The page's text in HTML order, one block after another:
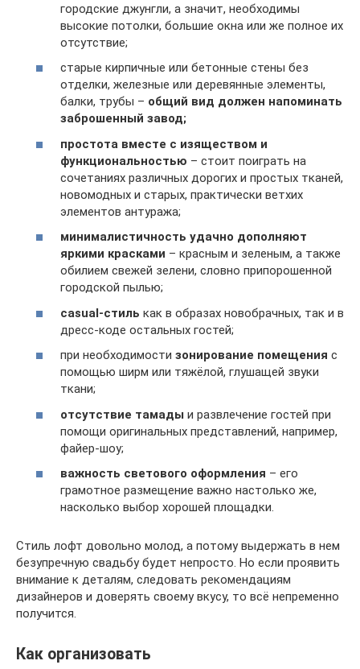
городские джунгли, а значит, необходимы
высокие потолки, большие окна или же полное их
отсутствие;
старые кирпичные или бетонные стены без
отделки, железные или деревянные элементы,
балки, трубы – общий вид должен напоминать
заброшенный завод;
простота вместе с изяществом и
функциональностью – стоит поиграть на
сочетаниях различных дорогих и простых тканей,
новомодных и старых, практически ветхих
элементов антуража;
минималистичность удачно дополняют
яркими красками – красным и зеленым, а также
обилием свежей зелени, словно припорошенной
городской пылью;
casual-стиль как в образах новобрачных, так и в
дресс-коде остальных гостей;
при необходимости зонирование помещения с
помощью ширм или тяжёлой, глушащей звуки
ткани;
отсутствие тамады и развлечение гостей при
помощи оригинальных представлений, например,
файер-шоу;
важность светового оформления – его
грамотное размещение важно настолько же,
насколько выбор хорошей площадки.
Стиль лофт довольно молод, а потому выдержать в нем
безупречную свадьбу будет непросто. Но если проявить
внимание к деталям, следовать рекомендациям
дизайнеров и доверять своему вкусу, то всё непременно
получится.
Как организовать